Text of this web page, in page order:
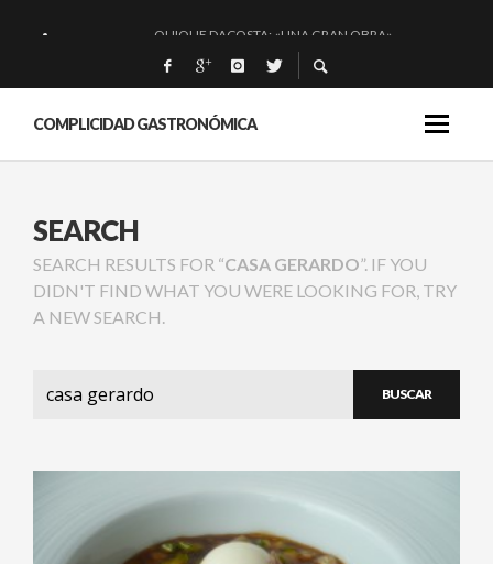
QUIQUE DACOSTA: «UNA GRAN OBRA»
EL BARUCO DE ANERO: MUCHO MÁS QUE UN BAR.
MONTIA: ESENCIAL Y BRILLANTE.
COMPLICIDAD GASTRONÓMICA
SEARCH
SEARCH RESULTS FOR “CASA GERARDO”. IF YOU
DIDN'T FIND WHAT YOU WERE LOOKING FOR, TRY
A NEW SEARCH.